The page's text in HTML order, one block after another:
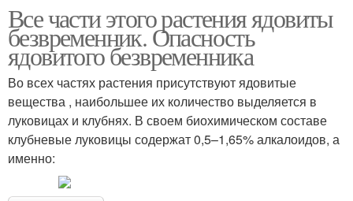
Все части этого растения ядовиты
безвременник. Опасность
ядовитого безвременника
Во всех частях растения присутствуют ядовитые
вещества , наибольшее их количество выделяется в
луковицах и клубнях. В своем биохимическом составе
клубневые луковицы содержат 0,5–1,65% алкалоидов, а
именно: